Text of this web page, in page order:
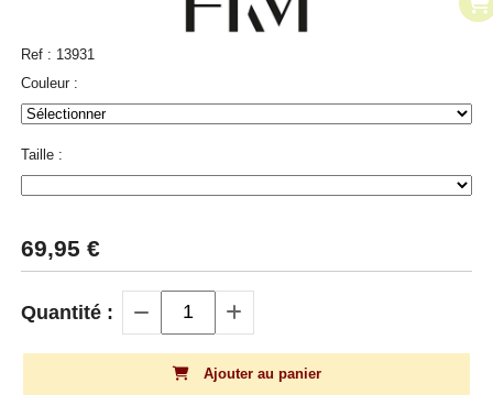
Ref : 13931
Couleur :
Taille :
69,95 €
Quantité :
Ajouter au panier